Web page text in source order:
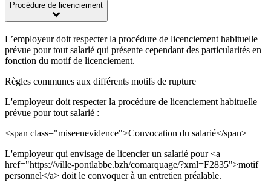
Procédure de licenciement
L’employeur doit respecter la procédure de licenciement habituelle
prévue pour tout salarié qui présente cependant des particularités en
fonction du motif de licenciement.
Règles communes aux différents motifs de rupture
L'employeur doit respecter la procédure de licenciement habituelle
prévue pour tout salarié :
<span class="miseenevidence">Convocation du salarié</span>
L'employeur qui envisage de licencier un salarié pour <a
href="https://ville-pontlabbe.bzh/comarquage/?xml=F2835">motif
personnel</a> doit le convoquer à un entretien préalable.